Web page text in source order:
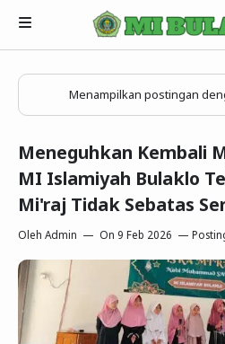
Visi MI Bulaklo
Sejarah MI Bulaklo
RDM
Emis
E-Learning
Menampilkan postingan
Meneguhkan Kembali
MI Islamiyah Bulaklo
Mi'raj Tidak Sebatas
Oleh Admin On 9 Feb 2026